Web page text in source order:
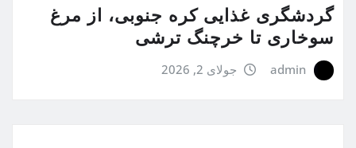
گردشگری غذایی کره جنوبی، از مرغ
سوخاری تا خرچنگ ترشی
admin جولای 2, 2026